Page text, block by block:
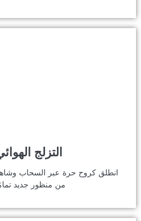
التزلج
انطلق كروح حرة عبر السحاب
من منظور جديد